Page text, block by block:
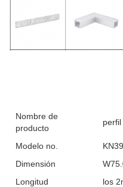
Nombre de
producto
Modelo no.
KN39
Dimensión
Longitud
los